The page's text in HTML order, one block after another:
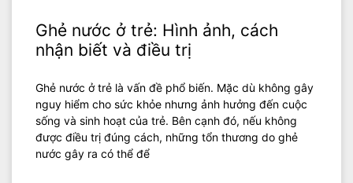
Ghẻ nước ở trẻ: Hình ảnh, cách
nhận biết và điều trị
Ghẻ nước ở trẻ là vấn đề phổ biến. Mặc dù không gây
nguy hiểm cho sức khỏe nhưng ảnh hưởng đến cuộc
sống và sinh hoạt của trẻ. Bên cạnh đó, nếu không
được điều trị đúng cách, những tổn thương do ghẻ
nước gây ra có thể để